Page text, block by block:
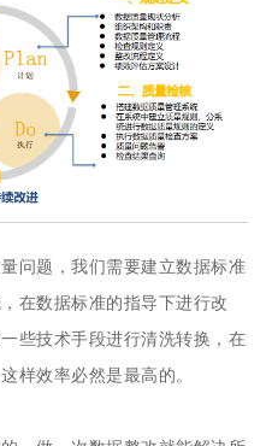
问题，我们需要建立数据标准
在数据标准的指导下进行改
些技术手段进行清洗转换，在
样效率必然是最高的。